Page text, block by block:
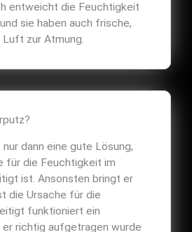
entweicht die Feuchtigkeit
sie haben auch frische,
zur Atmung.
dann eine gute Lösung,
für die Feuchtigkeit im
ist. Ansonsten bringt er
die Ursache für die
funktioniert ein
er richtig aufgetragen wurde